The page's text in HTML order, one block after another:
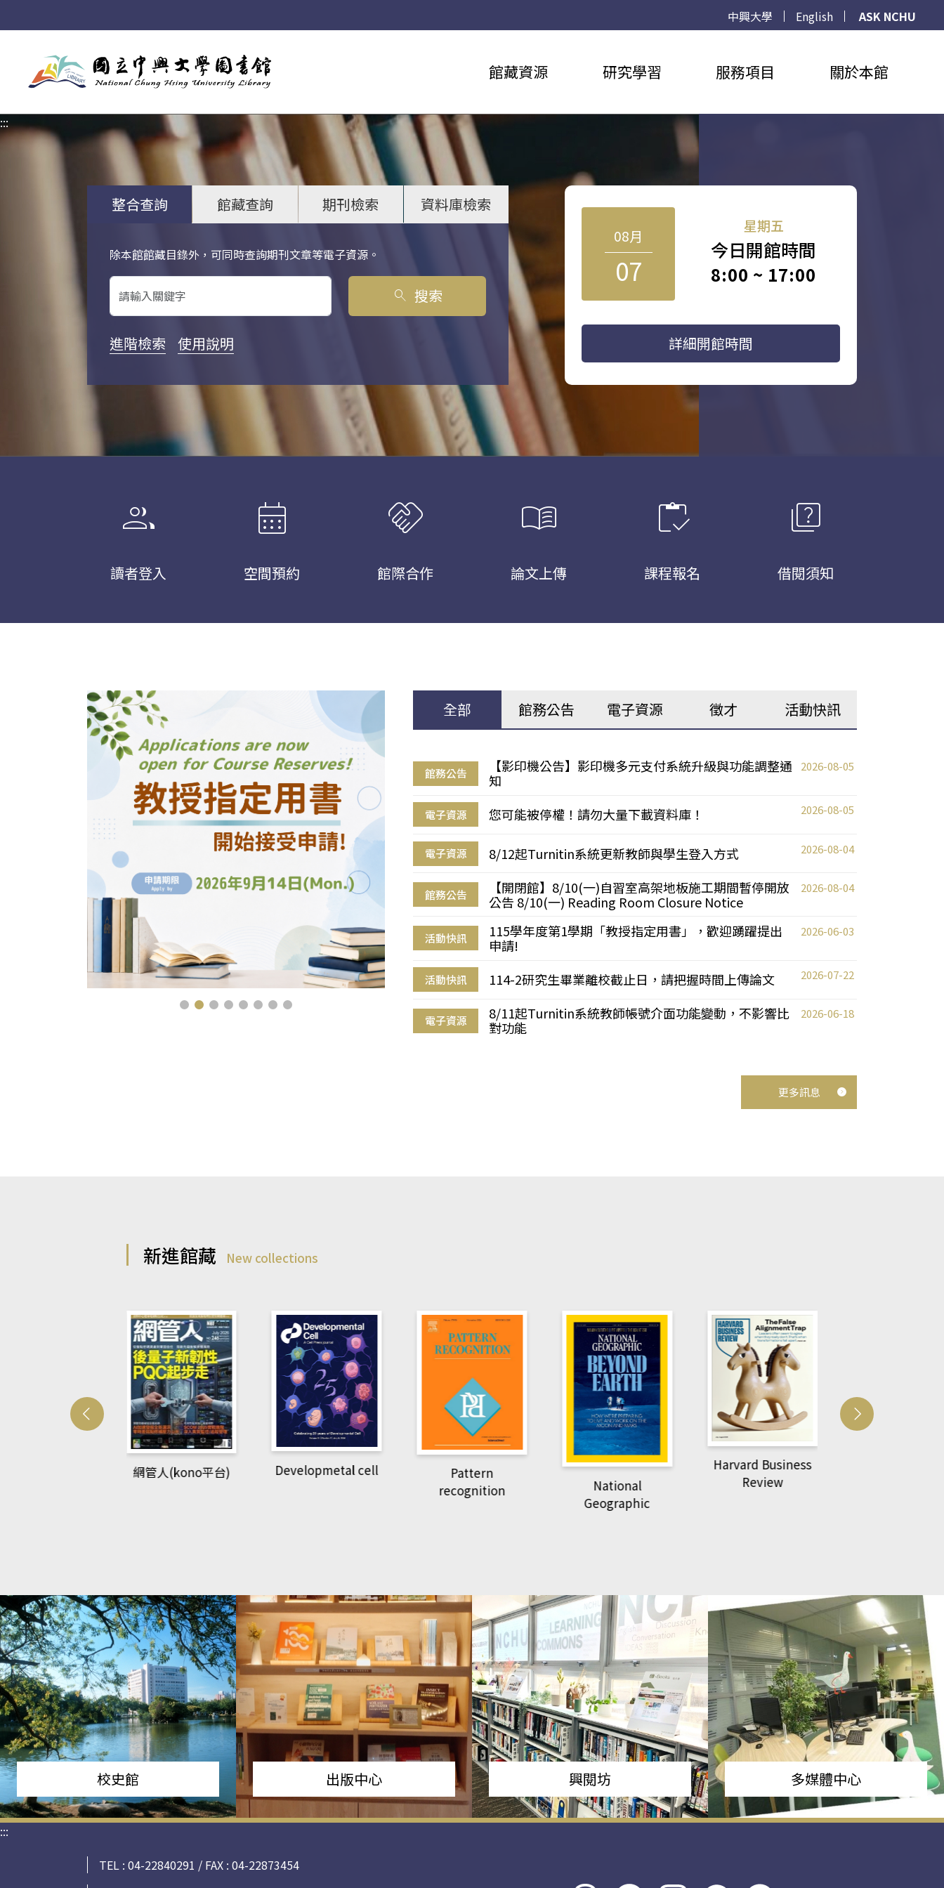
中興大學 English
ASK NCHU
館藏資源 研究學習 服務項目 關於本館
:::
整合查詢 館藏查詢 期刊檢索 資料庫檢索
除本館館藏目錄外，可同時查詢期刊文章等電子資源。
關鍵字搜尋
search 搜索
進階檢索 使用說明
08月
07
星期五
今日開館時間
8:00 ~ 17:00
詳細開館時間
group
讀者登入
calendar_month
空間預約
handshake
館際合作
menu_book
論文上傳
inventory
課程報名
quiz
借閱須知
全部 館務公告 電子資源 徵才 活動快訊
館務公告
【影印機公告】影印機多元支付系統升級與功能調整通
知
2026-08-05
電子資源 您可能被停權！請勿大量下載資料庫！ 2026-08-05
電子資源 8/12起Turnitin系統更新教師與學生登入方式 2026-08-04
館務公告
【開閉館】8/10(一)自習室高架地板施工期間暫停開放
公告 8/10(一) Reading Room Closure Notice
2026-08-04
活動快訊
115學年度第1學期「教授指定用書」，歡迎踴躍提出
申請!
2026-06-03
活動快訊 114-2研究生畢業離校截止日，請把握時間上傳論文 2026-07-22
電子資源
8/11起Turnitin系統教師帳號介面功能變動，不影響比
對功能
2026-06-18
更多訊息
新進館藏 New collections
網管人(kono平台) Developmetal cell
Pattern
recognition
National
Geographic
Harvard Business
Review
校史館 出版中心 興閱坊 多媒體中心
:::
TEL : 04-22840291 / FAX : 04-22873454